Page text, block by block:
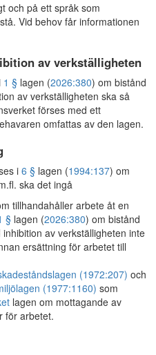
och på ett språk som
Vid behov får informationen
av verkställigheten
1 § lagen (2026:380) om bistånd
av verkställigheten ska så
förses med ett
omfattas av den lagen.
i 6 § lagen (1994:137) om
ska det ingå
tillhandahåller arbete åt en
§ lagen (2026:380) om bistånd
av verkställigheten inte
ersättning för arbetet till
(1972:207) och
(1977:1160) som
lagen om mottagande av
för arbetet.